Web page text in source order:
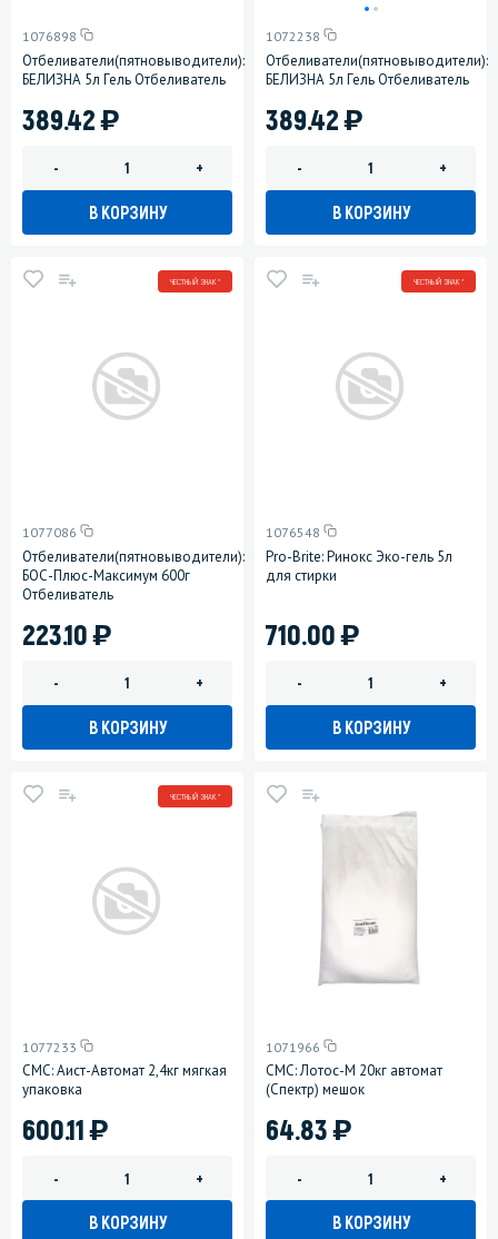
1076898
Отбеливатели(пятновыводители):
БЕЛИЗНА 5л Гель Отбеливатель
389.42)
- +
В КОРЗИНУ
1072238
Отбеливатели(пятновыводители):
БЕЛИЗНА 5л Гель Отбеливатель
389.42)
- +
В КОРЗИНУ
ЧЕСТНЫЙ ЗНАК *
1077086
Отбеливатели(пятновыводители):
БОС-Плюс-Максимум 600г
Отбеливатель
223.10)
- +
В КОРЗИНУ
ЧЕСТНЫЙ ЗНАК *
1076548
Pro-Brite: Ринокс Эко-гель 5л
для стирки
710.00)
- +
В КОРЗИНУ
ЧЕСТНЫЙ ЗНАК *
1077233
СМС: Аист-Автомат 2,4кг мягкая
упаковка
600.11)
- +
В КОРЗИНУ
1071966
СМС: Лотос-М 20кг автомат
(Спектр) мешок
64.83)
- +
В КОРЗИНУ